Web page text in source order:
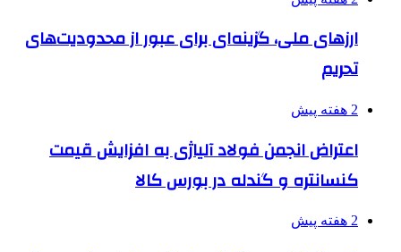
ارزهای ملی، گزینه‌ای برای عبور از محدودیت‌های
تحریم
2 هفته پیش
اعتراض انجمن فولاد آلیاژی به افزایش قیمت
کنسانتره و گندله در بورس کالا
2 هفته پیش